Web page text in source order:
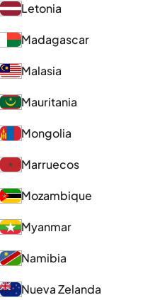
Letonia
Madagascar
Malasia
Mauritania
Mongolia
Marruecos
Mozambique
Myanmar
Namibia
Nueva Zelanda